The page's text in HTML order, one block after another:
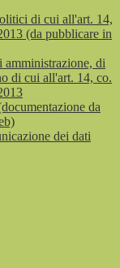
di cui all'art. 14,
(da pubblicare in
di
di cui all'art. 14, co.
da
dei dati